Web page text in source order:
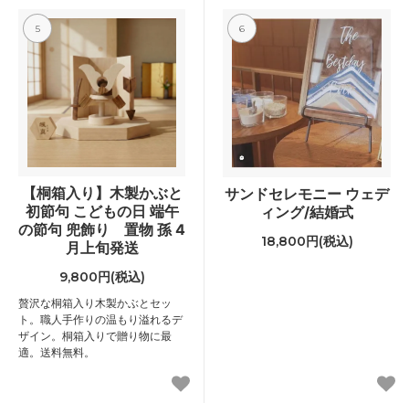
5
【桐箱入り】木製かぶと
初節句 こどもの日 端午
の節句 兜飾り 置物 孫 4
月上旬発送
9,800円(税込)
贅沢な桐箱入り木製かぶとセッ
ト。職人手作りの温もり溢れるデ
ザイン。桐箱入りで贈り物に最
適。送料無料。
6
サンドセレモニー ウェデ
ィング/結婚式
18,800円(税込)